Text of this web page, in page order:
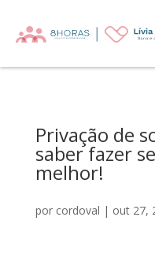
Privação de
saber fazer
melhor!
por cordoval | out 27,